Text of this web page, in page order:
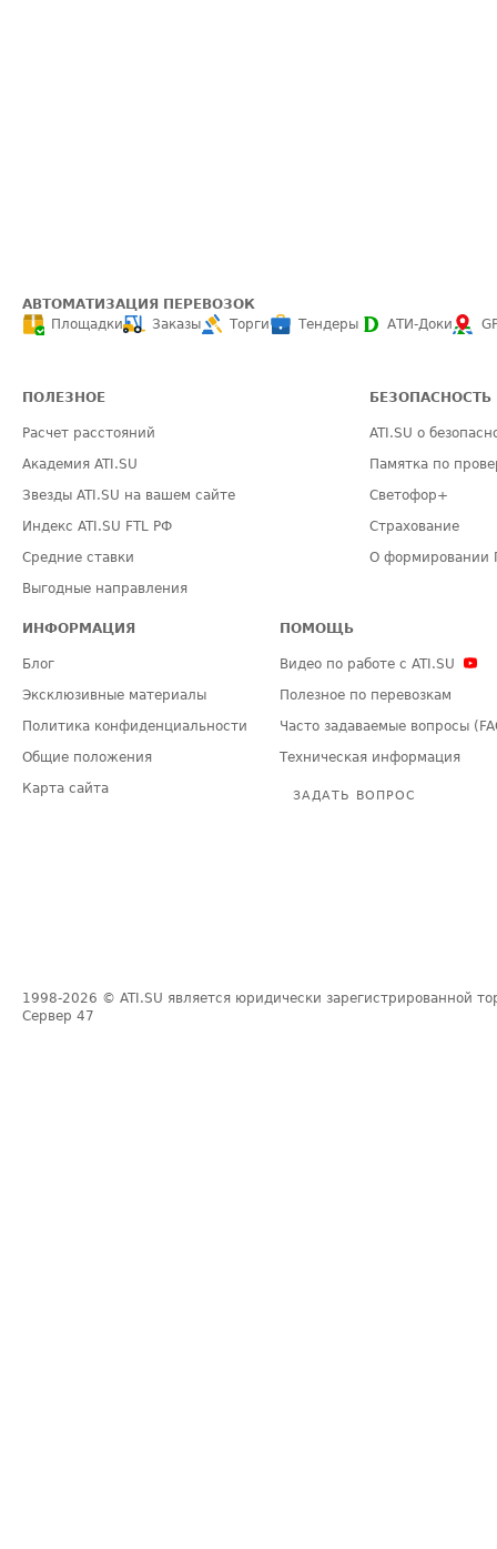
АВТОМАТИЗАЦИЯ ПЕРЕВОЗОК
Площадки
Заказы Торги Тендеры АТИ-Доки
ПОЛЕЗНОЕ
Расчет расстояний
Академия ATI.SU
Звезды ATI.SU на вашем сайте
Индекс ATI.SU FTL РФ
Средние ставки
Выгодные направления
БЕЗОПАСНОСТЬ
ATI.SU о
Памятка по
Светофор+
Страхование
О формировании
ИНФОРМАЦИЯ
Блог
Эксклюзивные материалы
Политика конфиденциальности
Общие положения
Карта сайта
ПОМОЩЬ
Видео по работе с ATI.SU
Полезное по перевозкам
Часто задаваемые вопросы
Техническая информация
ЗАДАТЬ ВОПРОС
1998-2026 © ATI.SU является юридически зарегистрированной
Сервер 47